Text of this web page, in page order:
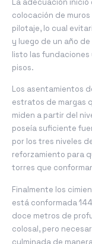
La adecuación
colocación de
pilotaje, lo cual
y luego de un año
listo las
pisos.
Los asentamientos
estratos de margas
miden a partir del
poseía suficiente
por los tres niveles
reforzamiento para
torres que
Finalmente los
está conformada
doce metros de
colosal, pero
culminada de